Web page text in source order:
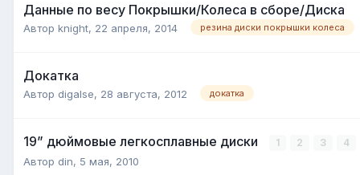
Данные по весу Покрышки/Колеса в сборе/Диска
Автор knight, 22 апреля, 2014 резина диски покрышки колеса
Докатка
Автор digalse, 28 августа, 2012 докатка
19” дюймовые легкосплавные диски 1 2 3 4
Автор din, 5 мая, 2010